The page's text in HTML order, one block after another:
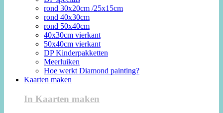
rond 30x20cm /25x15cm
rond 40x30cm
rond 50x40cm
40x30cm vierkant
50x40cm vierkant
DP Kinderpakketten
Meerluiken
Hoe werkt Diamond painting?
Kaarten maken
In Kaarten maken